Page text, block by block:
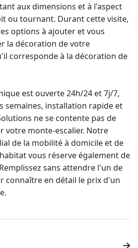
aux dimensions et à l'aspect
ou tournant. Durant cette visite,
options à ajouter et vous
la décoration de votre
corresponde à la décoration de
est ouverte 24h/24 et 7j/7,
semaines, installation rapide et
ne se contente pas de
votre monte-escalier. Notre
de la mobilité à domicile et de
vous réserve également de
sans attendre l'un de
connaître en détail le prix d'un
.